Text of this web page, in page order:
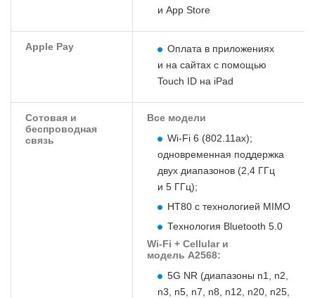
и App Store
Apple Pay
Оплата в приложениях
и на сайтах с помощью
Touch ID на iPad
Сотовая и
беспроводная
связь
Все модели
Wi‑Fi 6 (802.11ax);
одновременная поддержка
двух диапазонов (2,4 ГГц
и 5 ГГц);
HT80 с технологией MIMO
Технология Bluetooth 5.0
Wi-Fi + Cellular и
модель A2568:
5G NR (диапазоны n1, n2,
n3, n5, n7, n8, n12, n20, n25,